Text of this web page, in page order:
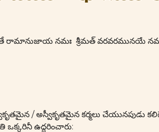
రామానుజాయ నమః శ్రీమత్ వరవరమునయే
/ అస్వీకృతమైన కర్మలు చేయునపుడు
ఉద్ధరించారు: